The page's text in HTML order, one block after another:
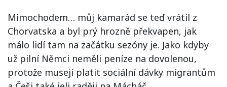
Mimochodem… můj kamarád se teď vrátil z
Chorvatska a byl prý hrozně překvapen, jak
málo lidí tam na začátku sezóny je. Jako kdyby
už pilní Němci neměli peníze na dovolenou,
protože musejí platit sociální dávky migrantům